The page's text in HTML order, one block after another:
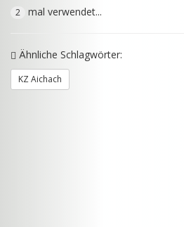
2 mal verwendet...
Ähnliche Schlagwörter:
KZ Aichach